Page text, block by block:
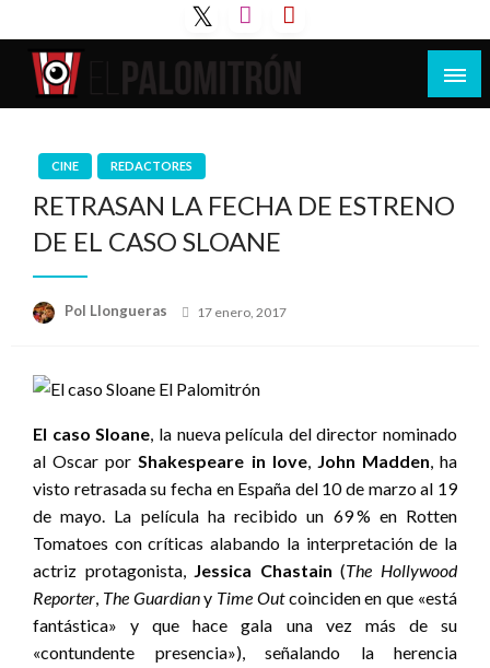
al
contenido
Tu espacio de la industria de cine española y
CINE REDACTORES
RETRASAN LA FECHA DE ESTRENO
DE EL CASO SLOANE
Pol Llongueras
Publicado
17 enero, 2017
El caso Sloane, la nueva película del director nominado
al Oscar porShakespeare in love, John Madden, ha
visto retrasada su fecha en España del 10 de marzo al 19
de mayo. La película ha recibido un 69 % en Rotten
Tomatoes con críticas alabando la interpretación de la
actriz protagonista, Jessica Chastain (The Hollywood
Reporter, The Guardiany Time Outcoinciden en que «está
fantástica» y que hace gala una vez más de su
«contundente presencia»), señalando la herencia